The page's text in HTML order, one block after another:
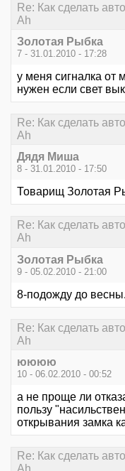
Re: Как сделать
Ah
Золотая Рыбка
7 - 31.01.2010 - 17:28
у меня сигналка от
нужен если свет
Re: Как сделать
Ah
Дядя Миша
8 - 31.01.2010 - 17:50
Товарищ Золотая
Re: Как сделать
Ah
Золотая Рыбка
9 - 05.02.2010 - 21:00
8-подожду до
Re: Как сделать
Ah
юююю
10 - 06.02.2010 - 00:52
а не проще ли
пользу
открывания замка
Re: Как сделать
Ah